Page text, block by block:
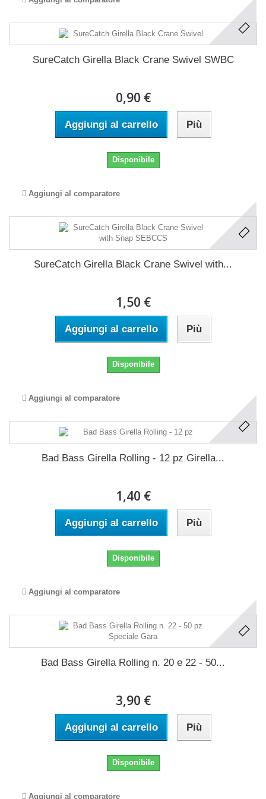
SureCatch Girella Black Crane Swivel SWBC
0,90 €
Aggiungi al carrello Più
Disponibile
Aggiungi al comparatore
SureCatch Girella Black Crane Swivel with...
1,50 €
Aggiungi al carrello Più
Disponibile
Aggiungi al comparatore
Bad Bass Girella Rolling - 12 pz Girella...
1,40 €
Aggiungi al carrello Più
Disponibile
Aggiungi al comparatore
Bad Bass Girella Rolling n. 20 e 22 - 50...
3,90 €
Aggiungi al carrello Più
Disponibile
Aggiungi al comparatore